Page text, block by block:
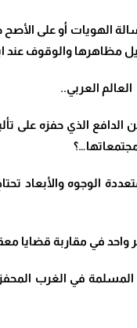
الهويات أو على
والوقوف عند
العربي..
الدافع الذي حفزه
الوجوه والأبعاد
واحد في مقاربة
في الغرب